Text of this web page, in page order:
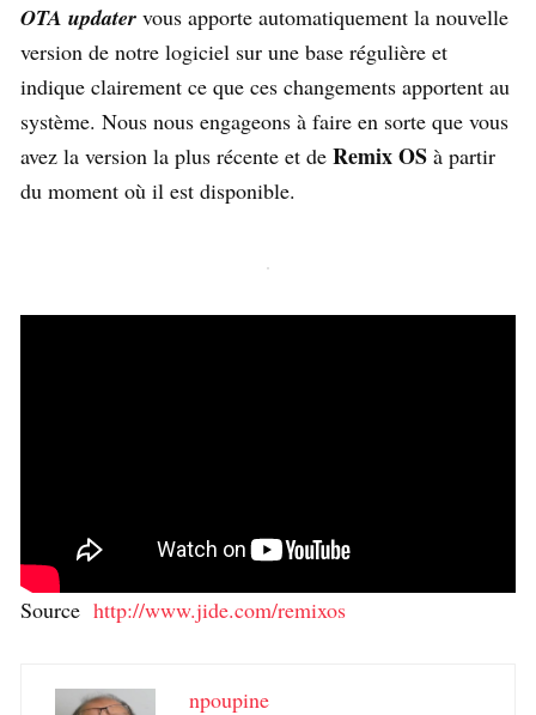
OTA updater vous apporte automatiquement la nouvelle
version de notre logiciel sur une base régulière et
indique clairement ce que ces changements apportent au
système. Nous nous engageons à faire en sorte que vous
avez la version la plus récente et de Remix OS à partir
du moment où il est disponible.
Source http://www.jide.com/remixos
npoupine